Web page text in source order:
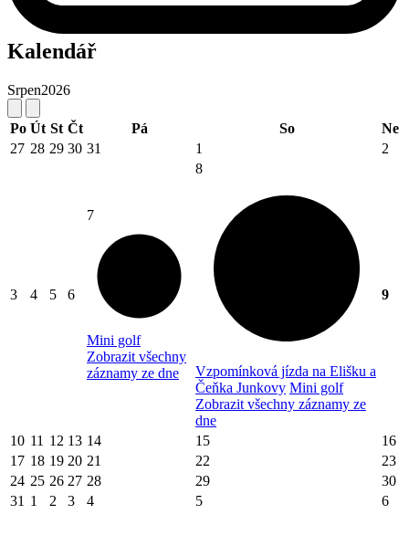
Kalendář
Srpen2026
Po Út St Čt Pá So
Ne
27 28 29 30 31 1 2
3 4 5 6
7
Mini golf
Zobrazit všechny
záznamy ze dne
8
Vzpomínková jízda na Elišku a
Čeňka Junkovy Mini golf
Zobrazit všechny záznamy ze
dne
9
10 11 12 13 14 15
16
17 18 19 20 21 22
23
24 25 26 27 28 29
30
31 1 2 3 4 5 6